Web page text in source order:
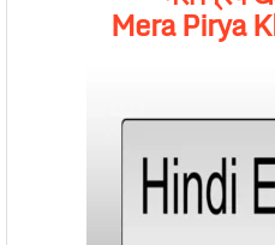
Mera Pirya